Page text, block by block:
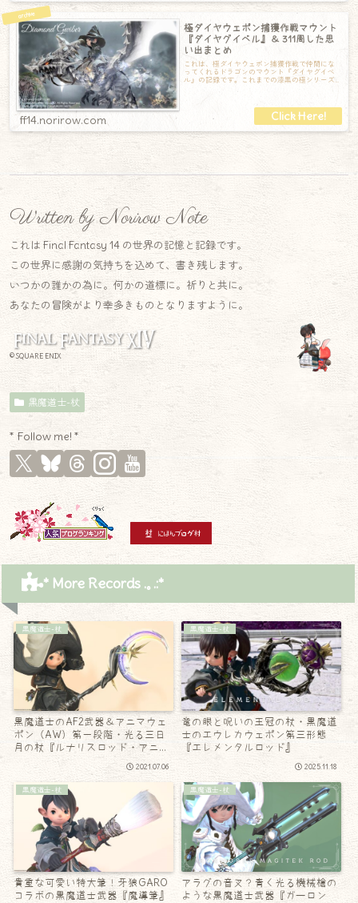
極ダイヤウェポン捕獲作戦マウント
『ダイヤグイベル』＆ 311周した思
い出まとめ
これは、極ダイヤウェポン捕獲作戦で仲間にな
ってくれるドラゴンのマウント『ダイヤグイベ
ル』の記録です。これまでの漆黒の極シリーズ
ff14.norirow.com
Written by Norirow Note
これは Final Fantasy 14 の世界の記憶と記録です。
この世界に感謝の気持ちを込めて、書き残します。
いつかの誰かの為に。何かの道標に。祈りと共に。
あなたの冒険がより幸多きものとなりますように。
© SQUARE ENIX
黒魔道士-杖
* Follow me! *
* More Records .｡.:*
黒魔道士-杖
黒魔道士のAF2武器＆アニマウェ
ポン（AW）第一段階・光る三日
月の杖『ルナリスロッド・アニ
2021.07.06
黒魔道士-杖
竜の眼と呪いの王冠の杖・黒魔道
士のエウレカウェポン第三形態
『エレメンタルロッド』
2025.11.18
黒魔道士-杖
貴重な可愛い特大筆！牙狼GARO
コラボの黒魔道士武器『魔導筆』
黒魔道士-杖
アラグの音叉？青く光る機械槍の
ような黒魔道士武器『ガーロン